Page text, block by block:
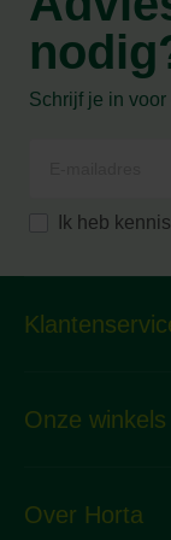
Schrijf je in
Ik heb
Onze winkels
Over Horta